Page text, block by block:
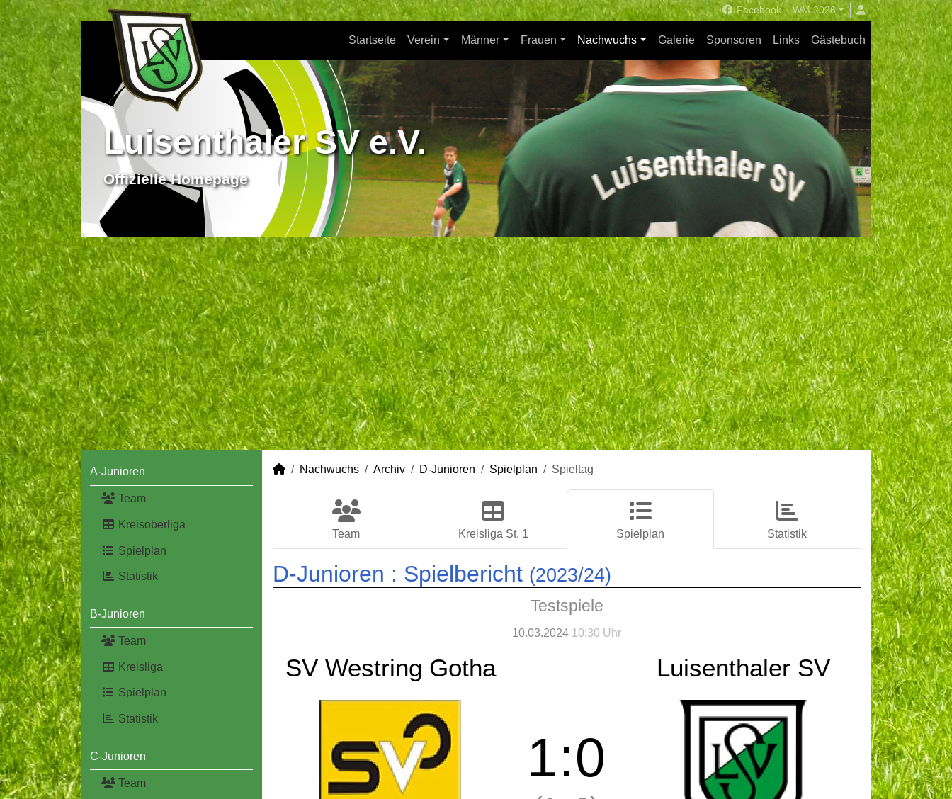
Facebook WM 2026
Startseite Verein Männer Frauen Nachwuchs Galerie Sponsoren Links Gästebuch
Luisenthaler SV e.V.
Offizielle Homepage
A-Junioren
Team
Kreisoberliga
Spielplan
Statistik
B-Junioren
Team
Kreisliga
Spielplan
Statistik
C-Junioren
Team
Nachwuchs Archiv D-Junioren Spielplan Spieltag
Team Kreisliga St. 1 Spielplan Statistik
D-Junioren : Spielbericht (2023/24)
Testspiele
10.03.2024 10:30 Uhr
SV Westring Gotha Luisenthaler SV
1:0